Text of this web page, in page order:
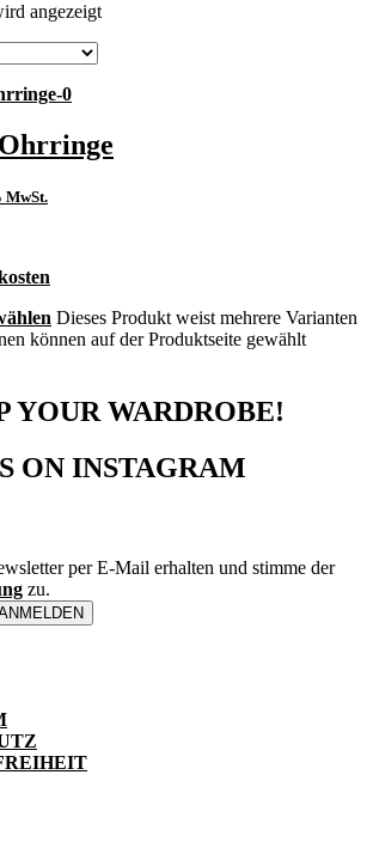
angezeigt
MwSt.
Dieses Produkt weist mehrere Varianten
können auf der Produktseite gewählt
YOUR WARDROBE!
ON INSTAGRAM
per E-Mail erhalten und stimme der
zu.